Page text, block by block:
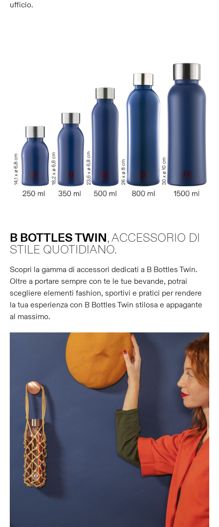
ufficio.
B BOTTLES TWIN, ACCESSORIO DI
STILE QUOTIDIANO.
Scopri la gamma di accessori dedicati a B Bottles Twin.
Oltre a portare sempre con te le tue bevande, potrai
scegliere elementi fashion, sportivi e pratici per rendere
la tua esperienza con B Bottles Twin stilosa e appagante
al massimo.